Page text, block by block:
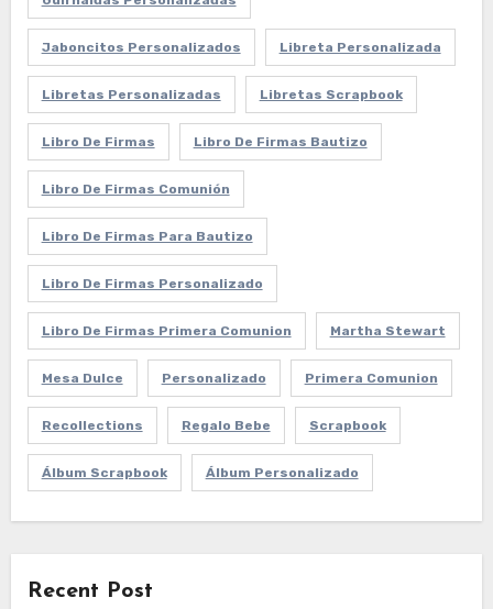
Jaboncitos Personalizados Libreta Personalizada
Libretas Personalizadas Libretas Scrapbook
Libro De Firmas Libro De Firmas Bautizo
Libro De Firmas Comunión
Libro De Firmas Para Bautizo
Libro De Firmas Personalizado
Libro De Firmas Primera Comunion Martha Stewart
Mesa Dulce Personalizado Primera Comunion
Recollections Regalo Bebe Scrapbook
Álbum Scrapbook Álbum Personalizado
Recent Post